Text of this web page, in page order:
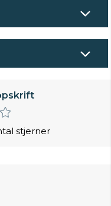
stjerner